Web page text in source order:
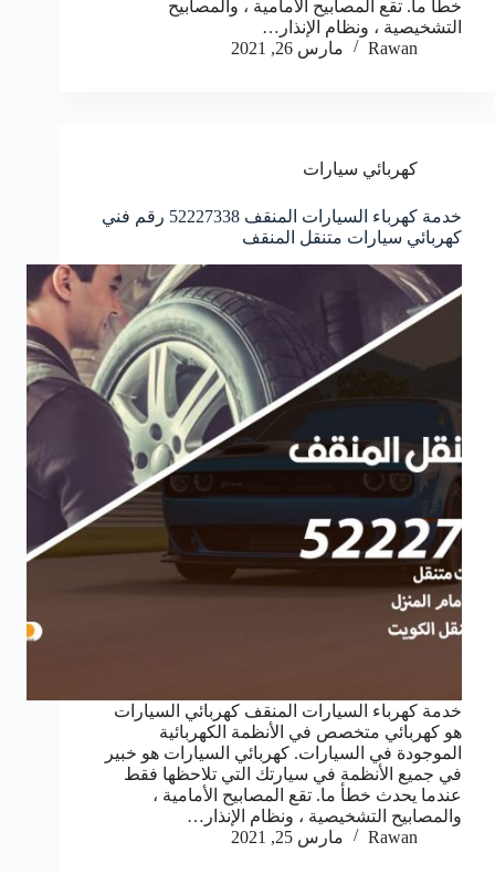
خطأ ما. تقع المصابيح الأمامية ، والمصابيح
التشخيصية ، ونظام الإنذار…
Rawan
مارس 26, 2021
كهربائي سيارات
خدمة كهرباء السيارات المنقف 52227338 رقم فني
كهربائي سيارات متنقل المنقف
خدمة كهرباء السيارات المنقف كهربائي السيارات
هو كهربائي متخصص في الأنظمة الكهربائية
الموجودة في السيارات. كهربائي السيارات هو خبير
في جميع الأنظمة في سيارتك التي تلاحظها فقط
عندما يحدث خطأ ما. تقع المصابيح الأمامية ،
والمصابيح التشخيصية ، ونظام الإنذار…
Rawan
مارس 25, 2021